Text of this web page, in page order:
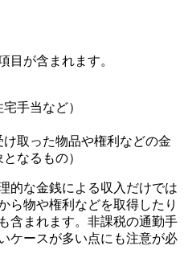
目が含まれます。
手当など）
取った物品や権利などの金
なるもの）
的な金銭による収入だけでは
ら物や権利などを取得したり
含まれます。非課税の通勤手
ケースが多い点にも注意が必